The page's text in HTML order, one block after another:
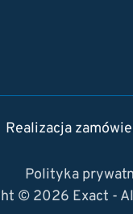
Realizacja
Polityka
© 2026 Exact -